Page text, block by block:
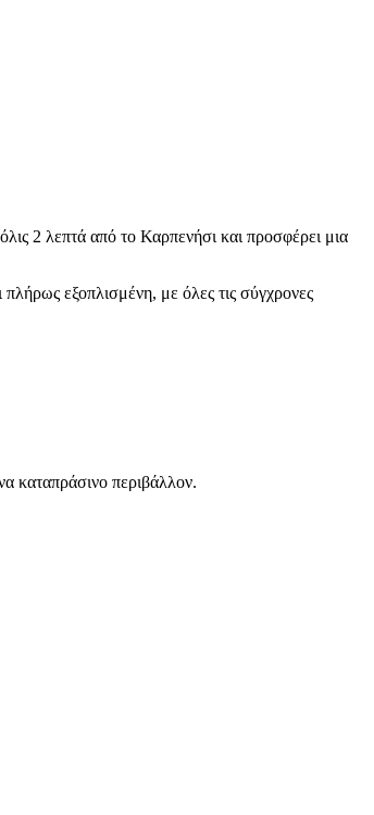
2 λεπτά από το Καρπενήσι και προσφέρει μια
εξοπλισμένη, με όλες τις σύγχρονες
καταπράσινο περιβάλλον.